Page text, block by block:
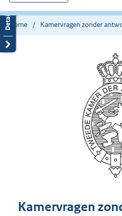
hier:
Home Kamervragen zonder
Kamervragen